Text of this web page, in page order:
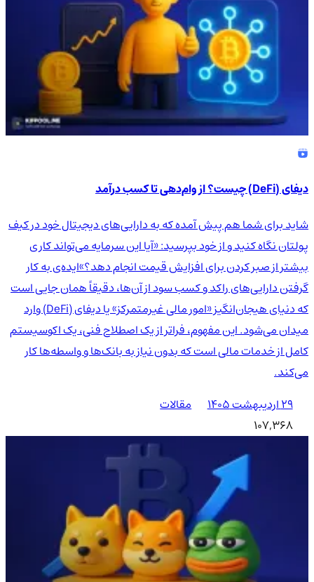
دیفای (DeFi) چیست؟ از وام‌دهی تا کسب درآمد
شاید برای شما هم پیش آمده که به دارایی‌های دیجیتال خود در کیف
پولتان نگاه کنید و از خود بپرسید: «آیا این سرمایه می‌تواند کاری
بیشتر از صبر کردن برای افزایش قیمت انجام دهد؟»ایده‌ی به کار
گرفتن دارایی‌های راکد و کسب سود از آن‌ها، دقیقاً همان جایی است
که دنیای هیجان‌انگیز «امور مالی غیرمتمرکز» یا دیفای (DeFi) وارد
میدان می‌شود. این مفهوم، فراتر از یک اصطلاح فنی، یک اکوسیستم
کامل از خدمات مالی است که بدون نیاز به بانک‌ها و واسطه‌ها کار
می‌کند.
۲۹ اردیبهشت ۱۴۰۵
مقالات
107,368